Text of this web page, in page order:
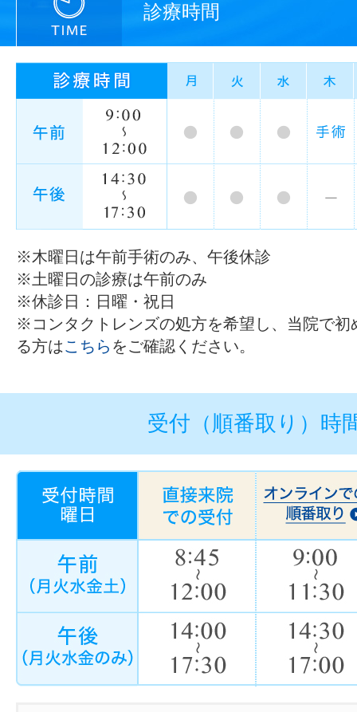
診療時間
※木曜日は午前手術のみ、午後休診
※土曜日の診療は午前のみ
※休診日：日曜・祝日
※コンタクトレンズの処方を希望し、当院で初
る方はこちら をご確認ください。
受付（順番取り）時